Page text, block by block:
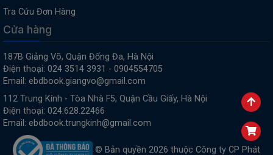
Tra Cứu Đơn Hàng
Cửa hàng
187B Giảng Võ, Quận Đống Đa, Hà Nội
Điện thoại: 024 3514 3931 - 0904554705
Email: ebdbook.giangvo@gmail.com
112 Trung Kính - Tòa Nhà F5, Quận Cầu Giấy, Hà Nội
Điện thoại: 024.628.22466
Email: ebdbook.trungkinh@gmail.com
© Bản quyền 2026 thuộc Công ty CP Phát